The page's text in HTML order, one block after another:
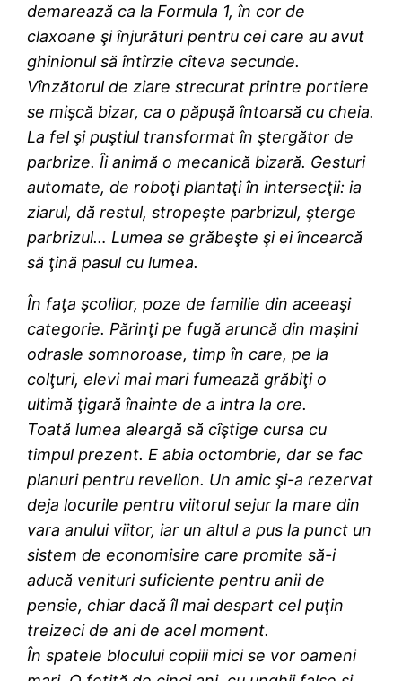
demarează ca la Formula 1, în cor de
claxoane şi înjurături pentru cei care au avut
ghinionul să întîrzie cîteva secunde.
Vînzătorul de ziare strecurat printre portiere
se mişcă bizar, ca o păpuşă întoarsă cu cheia.
La fel şi puştiul transformat în ştergător de
parbrize. Îi animă o mecanică bizară. Gesturi
automate, de roboţi plantaţi în intersecţii: ia
ziarul, dă restul, stropeşte parbrizul, şterge
parbrizul… Lumea se grăbeşte şi ei încearcă
să ţină pasul cu lumea.
În faţa şcolilor, poze de familie din aceeaşi
categorie. Părinţi pe fugă aruncă din maşini
odrasle somnoroase, timp în care, pe la
colţuri, elevi mai mari fumează grăbiţi o
ultimă ţigară înainte de a intra la ore.
Toată lumea aleargă să cîştige cursa cu
timpul prezent. E abia octombrie, dar se fac
planuri pentru revelion. Un amic şi-a rezervat
deja locurile pentru viitorul sejur la mare din
vara anului viitor, iar un altul a pus la punct un
sistem de economisire care promite să-i
aducă venituri suficiente pentru anii de
pensie, chiar dacă îl mai despart cel puţin
treizeci de ani de acel moment.
În spatele blocului copiii mici se vor oameni